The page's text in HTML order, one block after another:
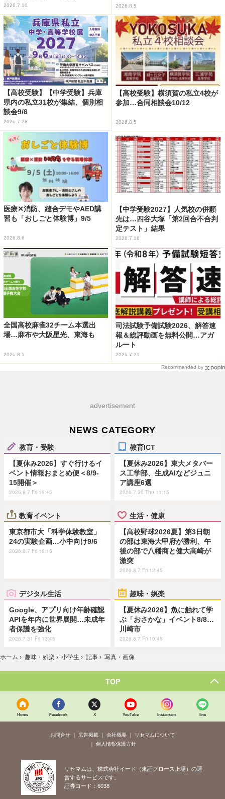
2026.7.10 2026.8.5
【高校受験】【中学受験】兵庫
県内の私立31校が集結、個別相
談会9/6
2026.7.28
【高校受験】横須賀の私立4校が
参加…合同相談会10/12
2026.8.5
医療✕消防、縫合デモやAED講
習も「おしごと体験博」9/5
2026.8.6
【中学受験2027】人気校の併願
先は…四谷大塚「第2回合不合判
定テスト」結果
2026.7.16
全国高校麻雀32チーム本選出
場…麻布や大阪星光、東海も
2026.8.5
司法試験予備試験2026、解答速
報＆総評動画を無料公開…アガ
ルート
2026.7.21
Recommended by
advertisement
NEWS CATEGORY
教育・受験
【夏休み2026】すぐ行けるイ
ベント情報おまとめ便＜8/9-
15開催＞
2026.8.7 Fri 19:45
教育ICT
【夏休み2026】東大メタバー
ス工学部、生成AIなどジュニ
ア講座6選
2026.7.30 Thu 11:15
教育イベント
東京都市大「科学体験教室」
24の実験企画…小中向け9/6
2026.8.7 Fri 18:15
生活・健康
【高校野球2026夏】第3日朝
の部は東海大甲府が勝利、午
後の部で八幡商と健大高崎が
激突
2026.8.7 Fri 12:45
デジタル生活
Google、アプリ向け年齢確認
APIを年内に世界展開…未成年
者保護を強化
2026.7.31 Fri 13:45
趣味・娯楽
【夏休み2026】魚に触れて学
ぶ「おさかな」イベント8/8…
川崎市
2026.8.7 Fri 10:45
ホーム › 趣味・娯楽 › 小学生 › 記事 › 写真・画像
TOP
Home Facebook X YouTube Instagram line
お問合せ 広告掲載 会社概要
リセマムについて
個人情報保護方針
リセマムは、株式会社イード（東証グロース上場）の運
営するサービスです。
証券コード：6038